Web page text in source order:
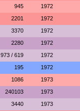
945 1972
2201 1972
3370 1972
2280 1972
973 / 619 1972
195 1972
1086 1973
240103 1973
3440 1973